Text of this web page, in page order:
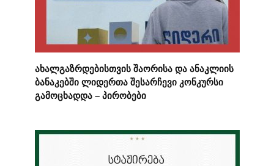
ახალგაზრდებისთვის შაორისა და ანაკლიის
ბანაკებში ლიდერთა შესარჩევი კონკურსი
გამოცხადდა – პირობები